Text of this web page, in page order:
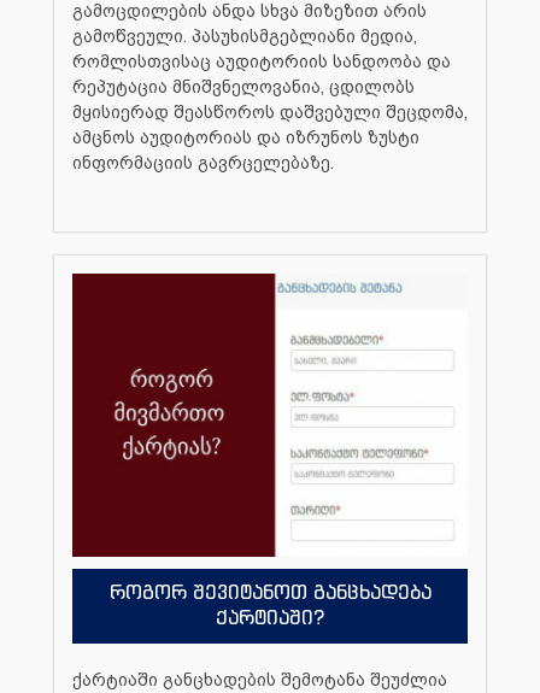
გამოცდილების ანდა სხვა მიზეზით არის
გამოწვეული. პასუხისმგებლიანი მედია,
რომლისთვისაც აუდიტორიის სანდოობა და
რეპუტაცია მნიშვნელოვანია, ცდილობს
მყისიერად შეასწოროს დაშვებული შეცდომა,
ამცნოს აუდიტორიას და იზრუნოს ზუსტი
ინფორმაციის გავრცელებაზე.
როგორ შევიტანოთ განცხადება
ქარტიაში?
ქარტიაში განცხადების შემოტანა შეუძლია